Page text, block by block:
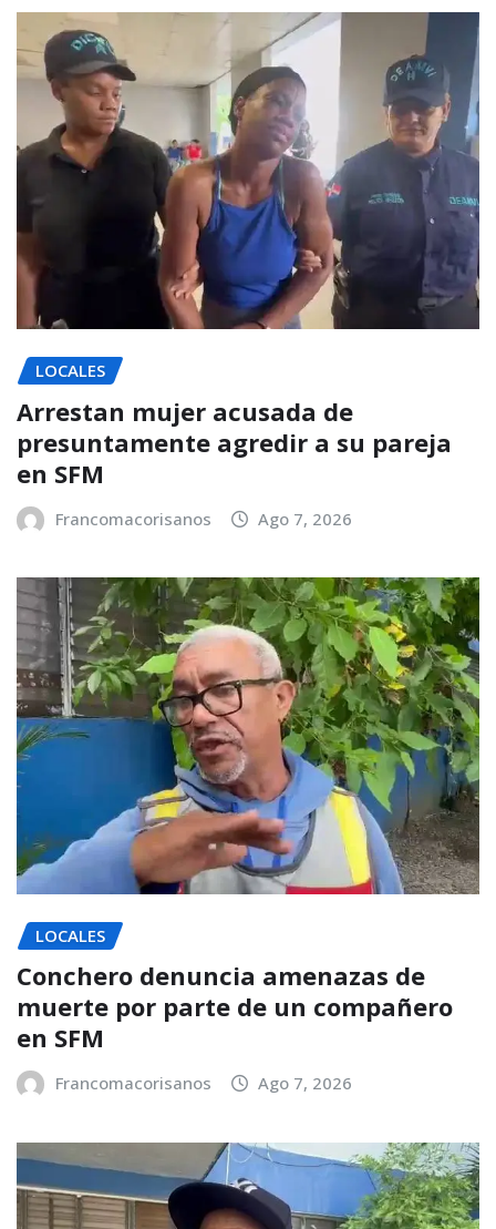
LOCALES
Arrestan mujer acusada de
presuntamente agredir a su pareja
en SFM
Francomacorisanos Ago 7, 2026
LOCALES
Conchero denuncia amenazas de
muerte por parte de un compañero
en SFM
Francomacorisanos Ago 7, 2026